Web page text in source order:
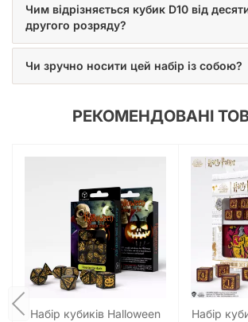
Чим відрізняється кубик D10 від
другого розряду?
Чи зручно носити цей набір із собою?
РЕКОМЕНДОВАНІ
Набір кубиків Halloween
Набір